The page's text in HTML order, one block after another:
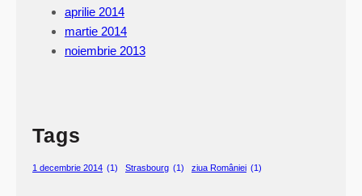
aprilie 2014
martie 2014
noiembrie 2013
Tags
1 decembrie 2014 (1) Strasbourg (1) ziua României (1)